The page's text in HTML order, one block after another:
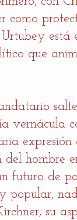
como
está
que
vernácula
hombre
futuro de
popular,
su